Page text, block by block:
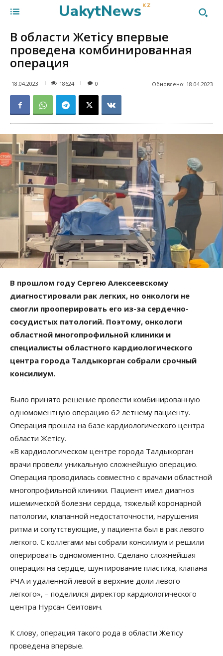
UakytNews KZ
В области Жетісу впервые
проведена комбинированная
операция
18.04.2023 18624 Обновлено: 18.04.2023
0
В прошлом году Сергею Алексеевскому
диагностировали рак легких, но онкологи не
смогли прооперировать его из-за сердечно-
сосудистых патологий. Поэтому, онкологи
областной многопрофильной клиники и
специалисты областного кардиологического
центра города Талдыкорган собрали срочный
консилиум.
Было принято решение провести комбинированную
одномоментную операцию 62 летнему пациенту.
Операция прошла на базе кардиологического центра
области Жетісу.
«В кардиологическом центре города Талдыкорган
врачи провели уникальную сложнейшую операцию.
Операция проводилась совместно с врачами областной
многопрофильной клиники. Пациент имел диагноз
ишемической болезни сердца, тяжелый коронарной
патологии, клапанной недостаточности, нарушения
ритма и сопутствующие, у пациента был в рак левого
лёгкого. С коллегами мы собрали консилиум и решили
оперировать одномоментно. Сделано сложнейшая
операция на сердце, шунтирование пластика, клапана
РЧА и удаленной левой в верхние доли левого
лёгкого», – поделился директор кардиологического
центра Нурсан Сеитович.
К слову, операция такого рода в области Жетісу
проведена впервые.